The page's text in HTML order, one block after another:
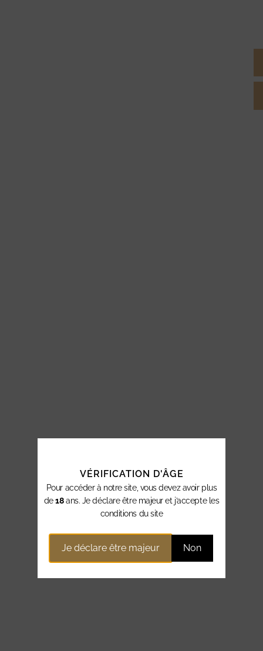
VÉRIFICATION D'ÂGE
Pour accéder à notre site, vous devez avoir plus
de18ans. Je déclare être majeur et j’accepte les
conditions du site
Je déclare être majeur Non